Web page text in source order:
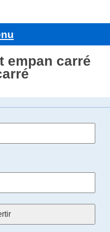
empan carré